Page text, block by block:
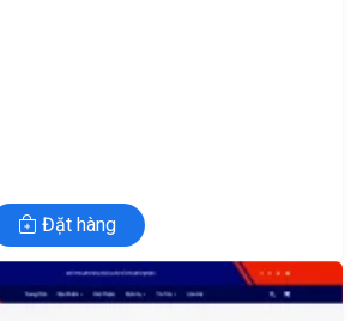
Đặt hàng